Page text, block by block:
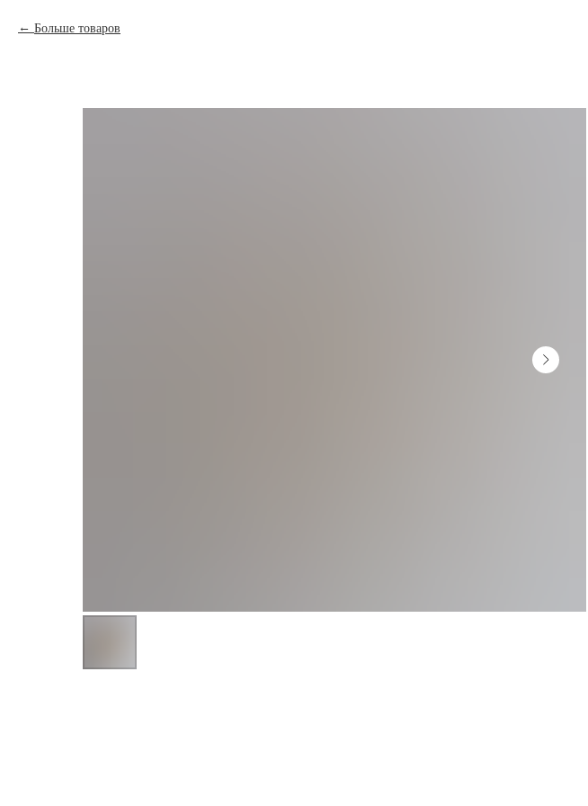
Больше товаров